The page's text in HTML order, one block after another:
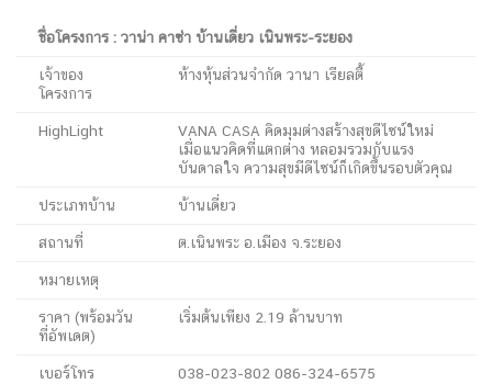
ชื่อโครงการ : วาน่า คาซ่า บ้านเดี่ยว เนินพระ-ระยอง
เจ้าของ
โครงการ
ห้างหุ้นส่วนจำกัด วานา เรียลตี้
HighLight
VANA CASA คิดมุมต่างสร้างสุขดีไซน์ใหม่
เมื่อแนวคิดที่แตกต่าง หลอมรวมกับแรง
บันดาลใจ ความสุขมีดีไซน์ก็เกิดขึ้นรอบตัวคุณ
ประเภทบ้าน บ้านเดี่ยว
สถานที่ ต.เนินพระ อ.เมือง จ.ระยอง
หมายเหตุ
ราคา (พร้อมวัน
ที่อัพเดต)
เริ่มต้นเพียง 2.19 ล้านบาท
เบอร์โทร 038-023-802 086-324-6575